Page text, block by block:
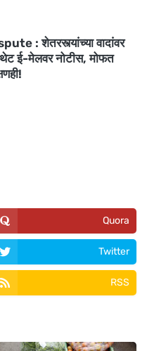
: शेतरस्त्यांच्या वादांवर
ई-मेलवर नोटीस, मोफत
Quora
Twitter
RSS